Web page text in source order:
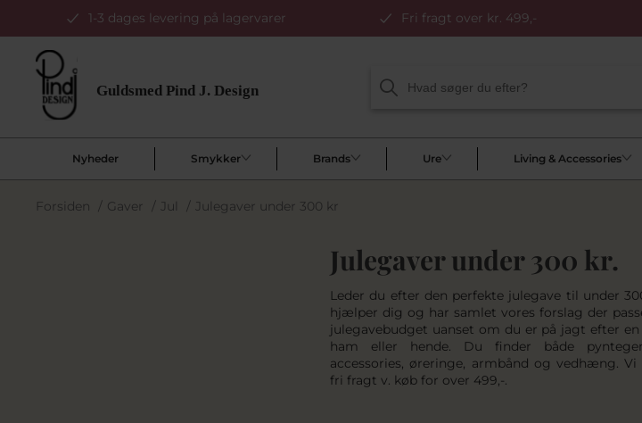
1-3 dages levering på lagervarer Fri fragt over kr. 499,-
Nyheder Smykker Brands Ure Living & Accessories
Forsiden / Gaver / Jul / Julegaver under 300 kr
Julegaver under 300 kr.
Leder du efter den perfekte julegave til under
hjælper dig og har samlet vores forslag der
julegavebudget uanset om du er på jagt efter
ham eller hende. Du finder både
accessories, øreringe, armbånd og vedhæng.
fri fragt v. køb for over 499,-.